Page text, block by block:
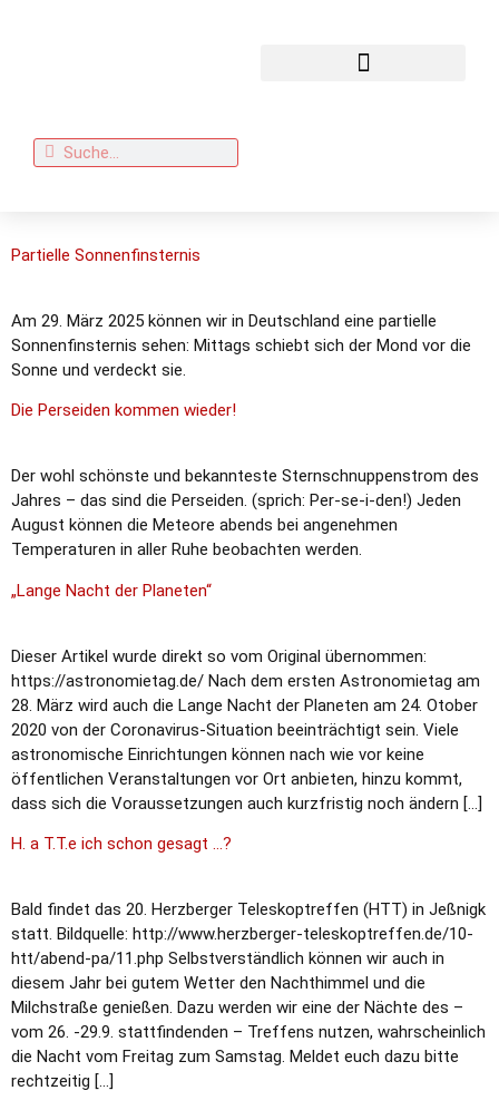
Partielle Sonnenfinsternis
Am 29. März 2025 können wir in Deutschland eine partielle
Sonnenfinsternis sehen: Mittags schiebt sich der Mond vor die
Sonne und verdeckt sie.
Die Perseiden kommen wieder!
Der wohl schönste und bekannteste Sternschnuppenstrom des
Jahres – das sind die Perseiden. (sprich: Per-se-i-den!) Jeden
August können die Meteore abends bei angenehmen
Temperaturen in aller Ruhe beobachten werden.
„Lange Nacht der Planeten“
Dieser Artikel wurde direkt so vom Original übernommen:
https://astronomietag.de/ Nach dem ersten Astronomietag am
28. März wird auch die Lange Nacht der Planeten am 24. Otober
2020 von der Coronavirus-Situation beeinträchtigt sein. Viele
astronomische Einrichtungen können nach wie vor keine
öffentlichen Veranstaltungen vor Ort anbieten, hinzu kommt,
dass sich die Voraussetzungen auch kurzfristig noch ändern […]
H. a T.T.e ich schon gesagt …?
Bald findet das 20. Herzberger Teleskoptreffen (HTT) in Jeßnigk
statt. Bildquelle: http://www.herzberger-teleskoptreffen.de/10-
htt/abend-pa/11.php Selbstverständlich können wir auch in
diesem Jahr bei gutem Wetter den Nachthimmel und die
Milchstraße genießen. Dazu werden wir eine der Nächte des –
vom 26. -29.9. stattfindenden – Treffens nutzen, wahrscheinlich
die Nacht vom Freitag zum Samstag. Meldet euch dazu bitte
rechtzeitig […]